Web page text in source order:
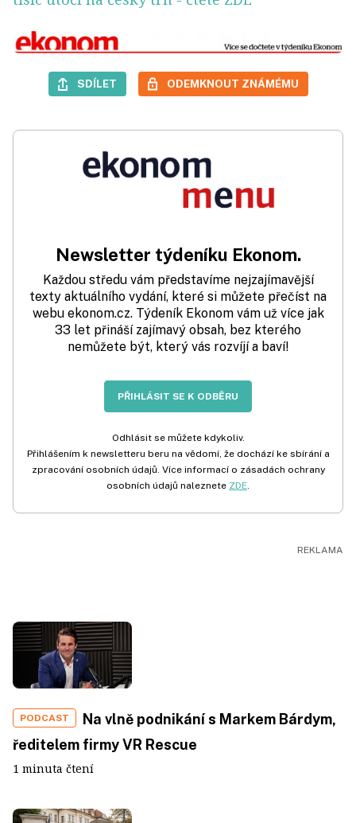
SDÍLET ODEMKNOUT ZNÁMÉMU
Newsletter týdeníku Ekonom.
Každou středu vám představíme nejzajímavější
texty aktuálního vydání, které si můžete přečíst na
webu ekonom.cz. Týdeník Ekonom vám už více jak
33 let přináší zajímavý obsah, bez kterého
nemůžete být, který vás rozvíjí a baví!
PŘIHLÁSIT SE K ODBĚRU
Odhlásit se můžete kdykoliv.
Přihlášením k newsletteru beru na vědomí, že dochází ke sbírání a
zpracování osobních údajů. Více informací o zásadách ochrany
osobních údajů naleznete ZDE
PODCAST
Na vlně podnikání s Markem Bárdym,
ředitelem firmy VR Rescue
1 minuta čtení